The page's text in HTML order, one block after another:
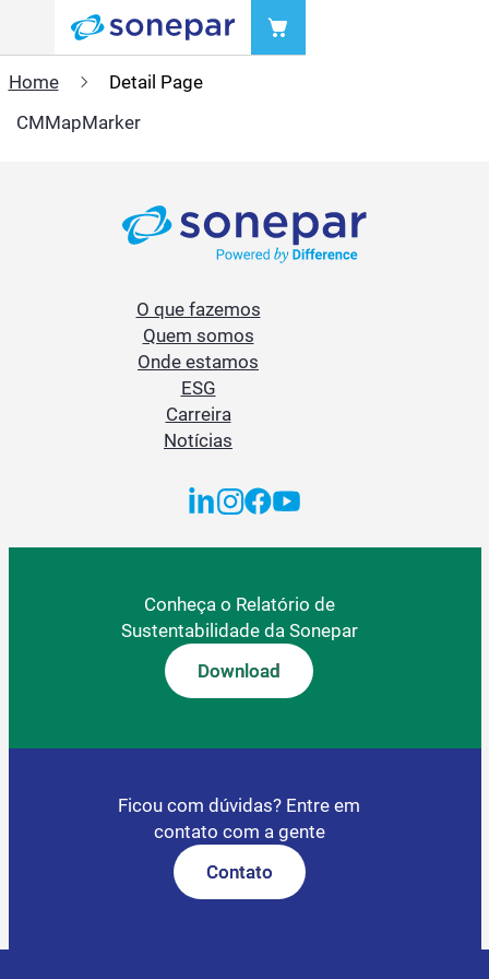
Home
Detail Page
CMMapMarker
O que fazemos
Quem somos
Onde estamos
ESG
Carreira
Notícias
Conheça o Relatório de
Sustentabilidade da Sonepar
Download
Ficou com dúvidas? Entre em
contato com a gente
Contato